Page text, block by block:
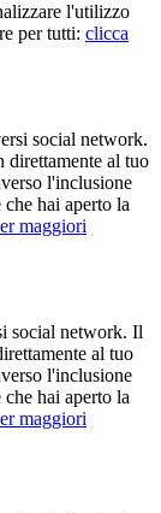
l'utilizzo
per tutti: clicca
social network.
direttamente al tuo
l'inclusione
hai aperto la
maggiori
social network. Il
al tuo
l'inclusione
hai aperto la
maggiori